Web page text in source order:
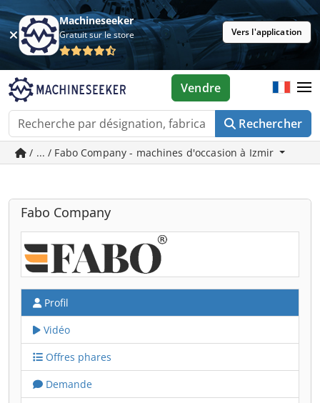
Machineseeker
Gratuit sur le store Vers l'application
Rechercher
Vendre
/ ... / Fabo Company - machines d'occasion à Izmir
Fabo Company
Profil
Vidéo
Offres phares
Demande